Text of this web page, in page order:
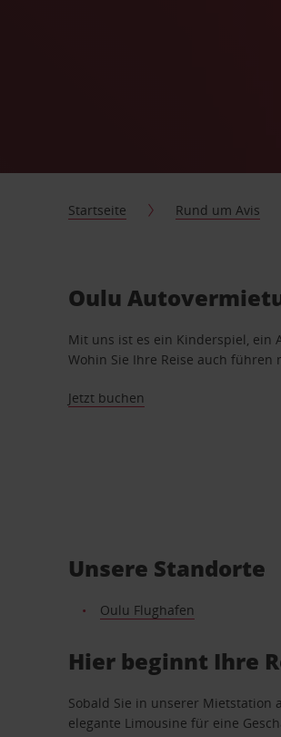
Startseite Rund um Avis
Oulu
Mit uns ist es ein Kinderspiel, ein
Wohin Sie Ihre Reise auch führen
Jetzt buchen
Unsere Standorte
Oulu Flughafen
Hier beginnt Ihre
Sobald Sie in unserer Mietstation
elegante Limousine für eine